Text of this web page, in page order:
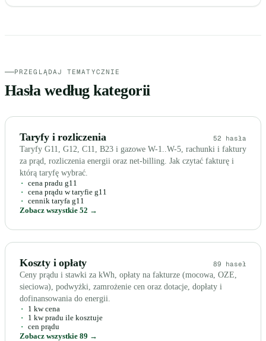
PRZEGLĄDAJ TEMATYCZNIE
Hasła według kategorii
Taryfy i rozliczenia 52 hasła
Taryfy G11, G12, C11, B23 i gazowe W-1..W-5, rachunki i faktury
za prąd, rozliczenia energii oraz net-billing. Jak czytać fakturę i
którą taryfę wybrać.
cena pradu g11
cena prądu w taryfie g11
cennik taryfa g11
Zobacz wszystkie 52 →
Koszty i opłaty 89 haseł
Ceny prądu i stawki za kWh, opłaty na fakturze (mocowa, OZE,
sieciowa), podwyżki, zamrożenie cen oraz dotacje, dopłaty i
dofinansowania do energii.
1 kw cena
1 kw pradu ile kosztuje
cen prądu
Zobacz wszystkie 89 →